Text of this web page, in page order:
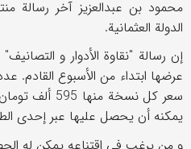
محمود بن عبدالعزیز آخر رسالة
الدولة العثمانیة.
سعر کل نسخة
یمکنه أن یحصل علیها عبر إحدی